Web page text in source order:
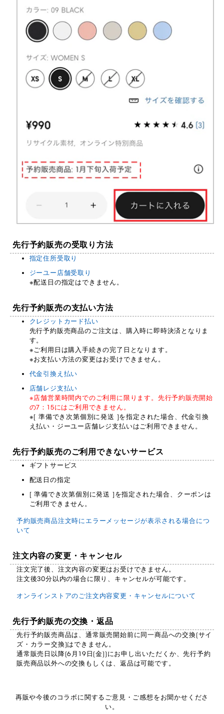
先行予約販売の受取り方法
指定住所受取り
ジーユー店舗受取り
※配送日の指定はできません。
先行予約販売の支払い方法
クレジットカード払い
先行予約販売商品のご注文は、購入時に即時決済となりま
す。
※ご利用日は購入手続きの完了日となります。
※お支払い方法の変更はお受けできません。
代金引換え払い
店舗レジ支払い
※店舗営業時間内でのご利用に限ります。先行予約販売開始
の7：15にはご利用できません。
※[ 準備でき次第個別に発送 ]を指定された場合、代金引換
え払い・ジーユー店舗レジ支払いはご利用できません。
先行予約販売のご利用できないサービス
ギフトサービス
配送日の指定
[ 準備でき次第個別に発送 ]を指定された場合、クーポンは
ご利用できません。
予約販売商品注文時にエラーメッセージが表示される場合につ
いて
注文内容の変更・キャンセル
注文完了後、注文内容の変更はお受けできません。
注文後30分以内の場合に限り、キャンセルが可能です。
オンラインストアのご注文内容変更・キャンセルについて
先行予約販売の交換・返品
先行予約販売商品は、通常販売開始前に同一商品への交換(サイ
ズ・カラー交換)はできません。
通常販売日以降(6月19日(金))にお申し出いただくか、先行予約
販売商品以外への交換もしくは、返品は可能です。
再販や今後のコラボに関するご意見・ご感想をお聞かせくださ
い。